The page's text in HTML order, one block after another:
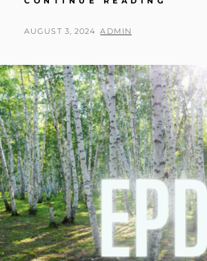
POSTED
AUGUST 3, 2024 BY
ADMIN